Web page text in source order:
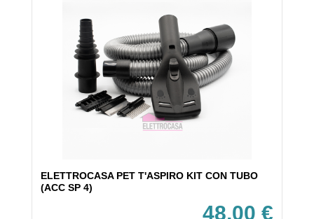
ELETTROCASA PET T'ASPIRO KIT CON TUBO
(ACC SP 4)
48,00 €